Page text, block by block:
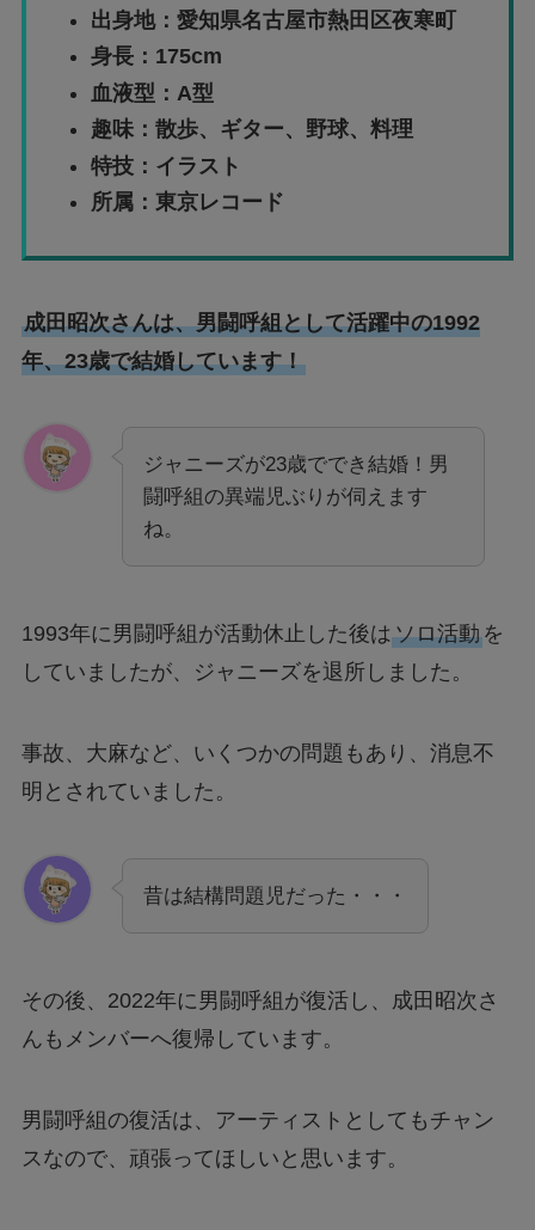
出身地：愛知県名古屋市熱田区夜寒町
身長：175cm
血液型：A型
趣味：散歩、ギター、野球、料理
特技：イラスト
所属：東京レコード
成田昭次さんは、男闘呼組として活躍中の1992
年、23歳で結婚しています！
ジャニーズが23歳ででき結婚！男
闘呼組の異端児ぶりが伺えます
ね。
1993年に男闘呼組が活動休止した後はソロ活動を
していましたが、ジャニーズを退所しました。
事故、大麻など、いくつかの問題もあり、消息不
明とされていました。
昔は結構問題児だった・・・
その後、2022年に男闘呼組が復活し、成田昭次さ
んもメンバーへ復帰しています。
男闘呼組の復活は、アーティストとしてもチャン
スなので、頑張ってほしいと思います。